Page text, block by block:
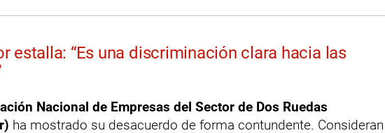
estalla: “Es una discriminación clara hacia las
Nacional de Empresas del Sector de Dos Ruedas
ha mostrado su desacuerdo de forma contundente. Consideran